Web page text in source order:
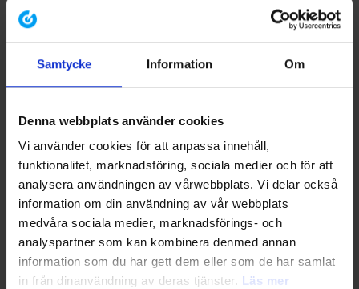
Samtycke Information Om
Denna webbplats använder cookies
Vi använder cookies för att anpassa innehåll,
funktionalitet, marknadsföring, sociala medier och för att
analysera användningen av vårwebbplats. Vi delar också
information om din användning av vår webbplats
medvåra sociala medier, marknadsförings- och
analyspartner som kan kombinera denmed annan
information som du har gett dem eller som de har samlat
in från dinanvändning av deras tjänster. Läs mer
Nästa kurstillfälle
3 november 2026
Internrevision IATF 16949